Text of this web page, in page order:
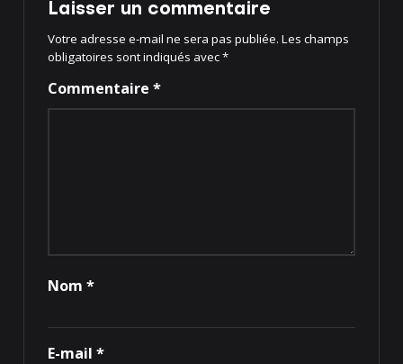
Laisser un commentaire
Votre adresse e-mail ne sera pas publiée. Les champs
obligatoires sont indiqués avec*
Commentaire*
Nom*
E-mail*